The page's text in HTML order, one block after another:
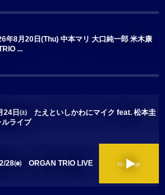
年8月20日(Thu) 中本マリ 大口純一郎 米木康
...
24日㈯ たえといしかわにマイク feat. 松本圭
ルライブ
28㈮ ORGAN TRIO LIVE